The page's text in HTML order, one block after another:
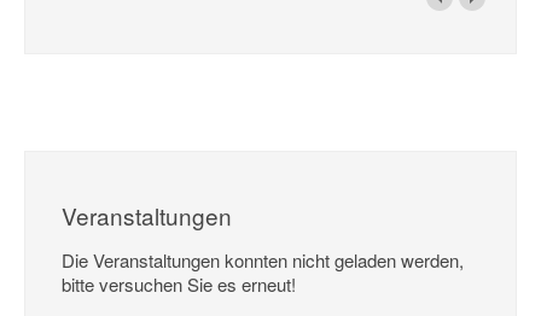
Veranstaltungen
Die Veranstaltungen konnten nicht geladen werden,
bitte versuchen Sie es erneut!